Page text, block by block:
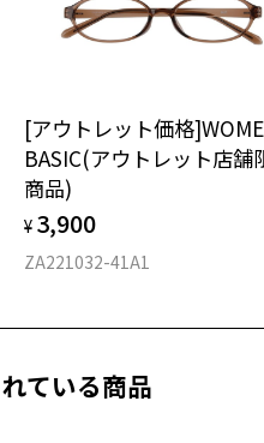
を確認するには？
、保証期間は初期の期間から
ために、定期的な視
。
料
へ＞
購入して、
選びいただくと、実店舗で
（標準セットレンズ）へ無
定いただけます（無料）。
してお使いください。
[アウトレット価格
BASIC(アウトレット店舗
商品)
¥ 3,900
ZA221032-41A1
ている商品